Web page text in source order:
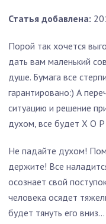
Статья добавлена:
Порой так хочется
дать вам маленький
душе. Бумага все
гарантировано:) А
ситуацию и решение
духом, все будет Х О
Не падайте духом!
держите! Все
осознает свой
человека осядет
будет тянуть его